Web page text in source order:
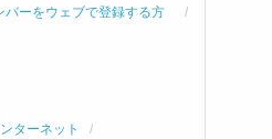
バーをウェブで登録する方
ターネット